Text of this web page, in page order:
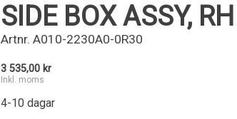
SIDE BOX ASSY, RH
Artnr. A010-2230A0-0R30
3 535,00 kr
Inkl. moms
4-10 dagar